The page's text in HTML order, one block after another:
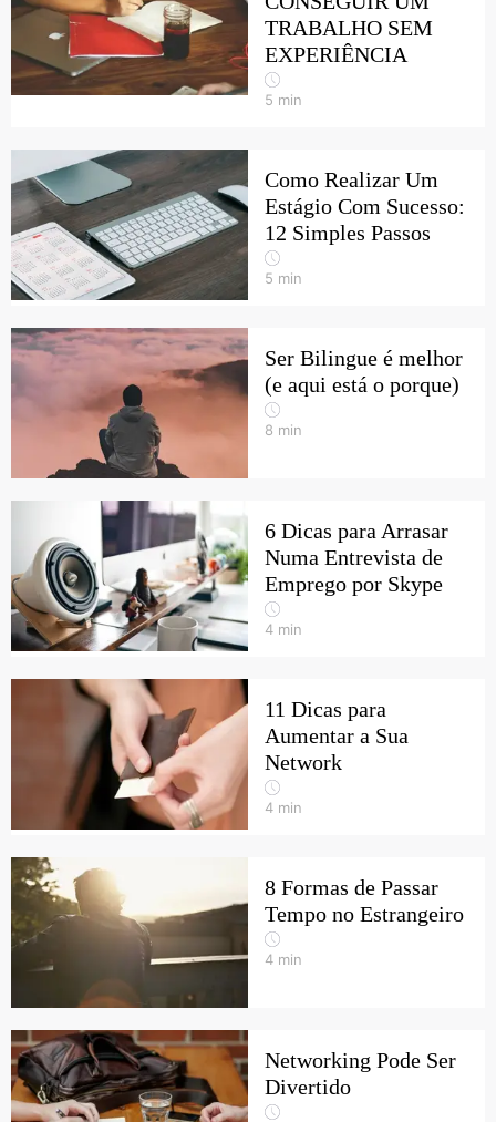
TRABALHO SEM
EXPERIÊNCIA
5 min
Como Realizar Um
Estágio Com Sucesso:
12 Simples Passos
5 min
Ser Bilingue é melhor
(e aqui está o porque)
8 min
6 Dicas para Arrasar
Numa Entrevista de
Emprego por Skype
4 min
11 Dicas para
Aumentar a Sua
Network
4 min
8 Formas de Passar
Tempo no Estrangeiro
4 min
Networking Pode Ser
Divertido